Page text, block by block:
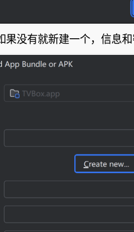
果没有就新建一个，信息